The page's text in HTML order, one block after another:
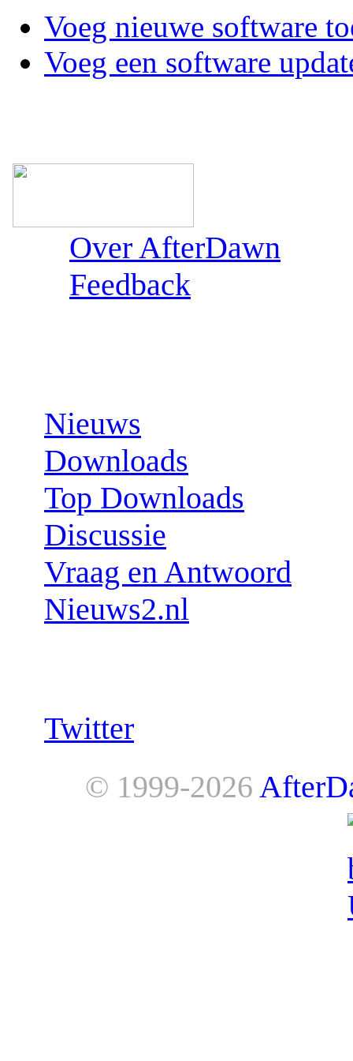
Voeg nieuwe software
Voeg een software
Over AfterDawn
Feedback
Nieuws
Downloads
Top Downloads
Discussie
Vraag en Antwoord
Nieuws2.nl
Twitter
© 1999-2026